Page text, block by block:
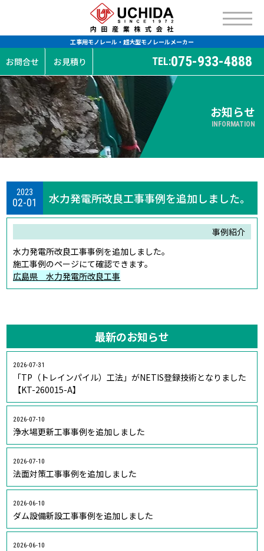
工事用モノレール・超大型モノレールメーカー
お問合せ お見積り TEL:075-933-4888
お知らせ
INFORMATION
2023
02-01 水力発電所改良工事事例を追加しました。
事例紹介
水力発電所改良工事事例を追加しました。
施工事例のページにて確認できます。
広島県 水力発電所改良工事
最新のお知らせ
2026-07-31
「TP（トレインパイル）工法」がNETIS登録技術となりました
【KT-260015-A】
2026-07-10
浄水場更新工事事例を追加しました
2026-07-10
法面対策工事事例を追加しました
2026-06-10
ダム設備新設工事事例を追加しました
2026-06-10